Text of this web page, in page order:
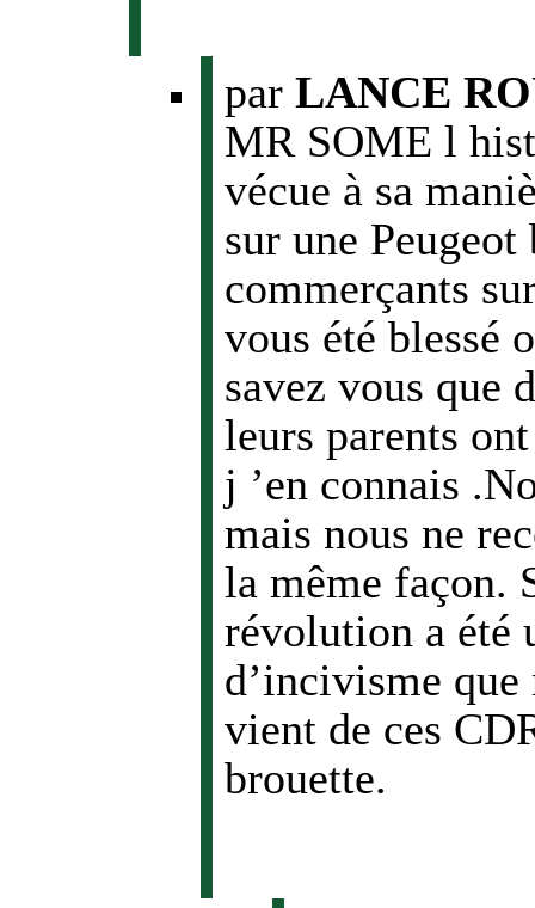
par LANCE
MR SOME l
vécue à sa
sur une
commerçants
vous été blessé
savez vous que
leurs parents
j ’en connais
mais nous ne
la même façon.
révolution a été
d’incivisme
vient de ces
brouette.